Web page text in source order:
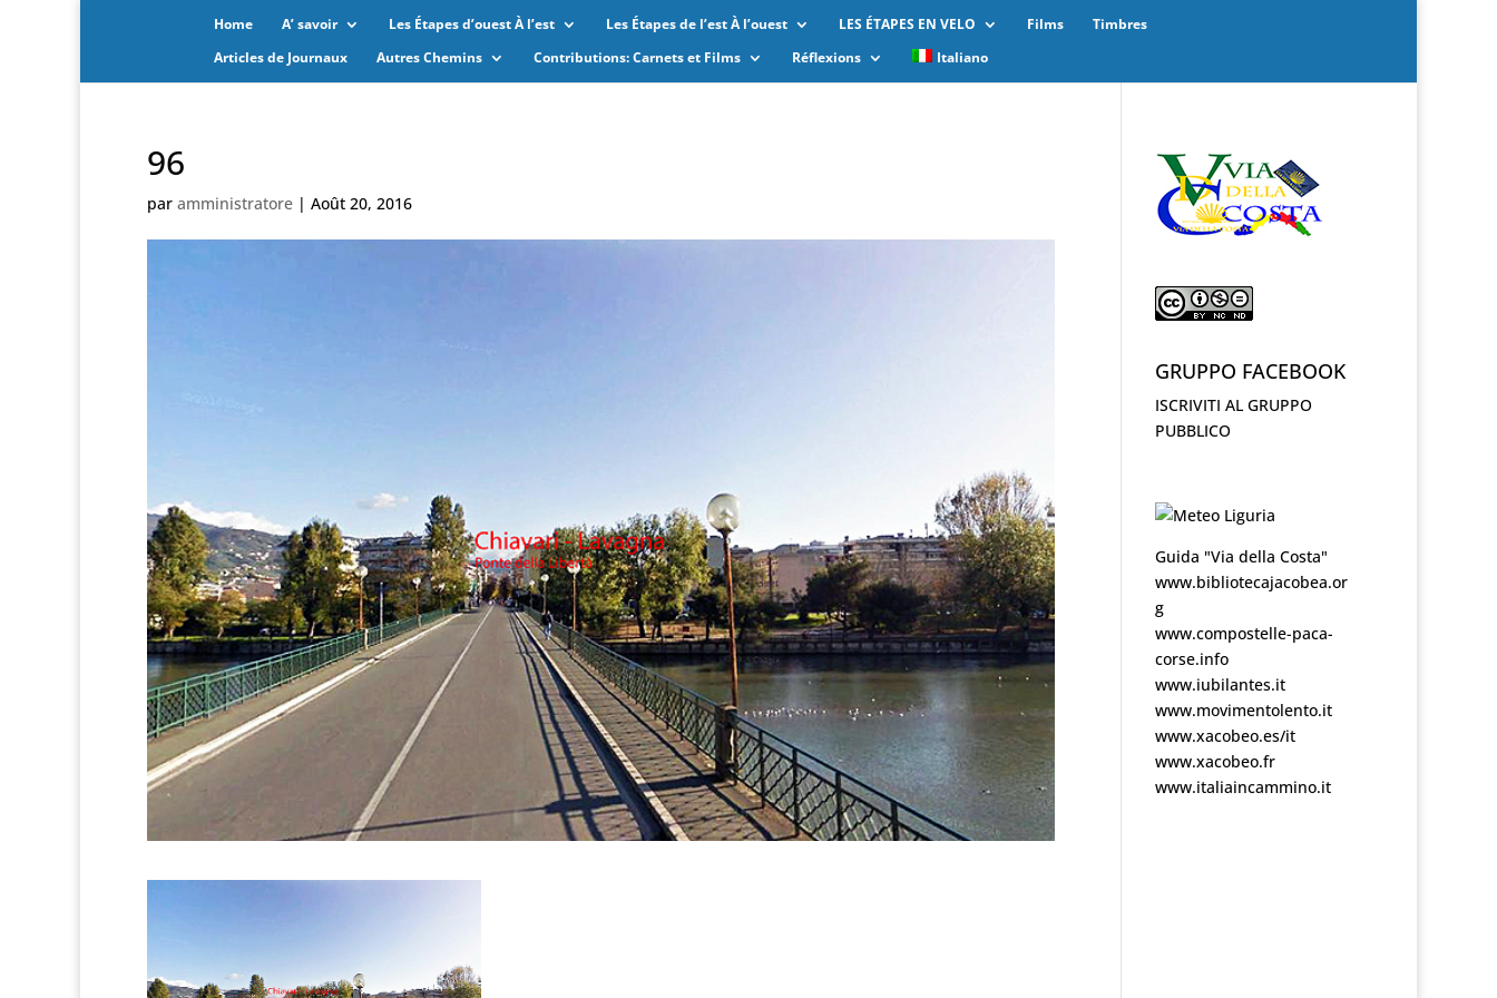
Home A’ savoir Les Étapes d’ouest À l’est Les Étapes de l’est À l’ouest LES ÉTAPES EN VELO Films
Timbres
Articles de Journaux
Autres Chemins Contributions: Carnets et Films Réflexions Italiano
96
par amministratore | Août 20, 2016
GRUPPO FACEBOOK
ISCRIVITI AL GRUPPO
PUBBLICO
Guida "Via della Costa"
www.bibliotecajacobea.or
g
www.compostelle-paca-
corse.info
www.iubilantes.it
www.movimentolento.it
www.xacobeo.es/it
www.xacobeo.fr
www.italiaincammino.it